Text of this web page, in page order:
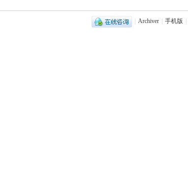
Archiver 手机版